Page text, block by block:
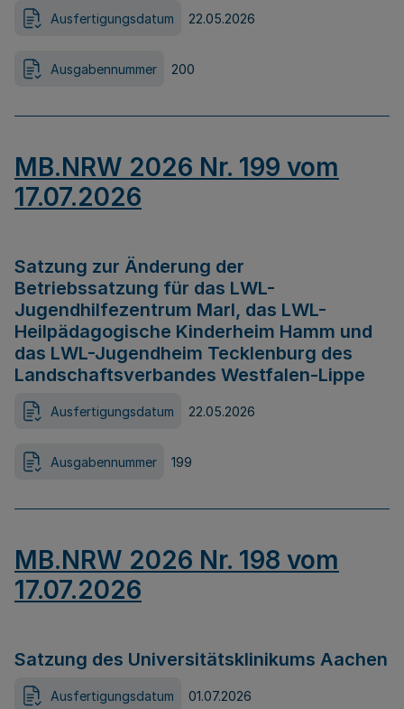
Ausfertigungsdatum 22.05.2026
Ausgabennummer 200
MB.NRW 2026 Nr. 199 vom
17.07.2026
Satzung zur Änderung der
Betriebssatzung für das LWL-
Jugendhilfezentrum Marl, das LWL-
Heilpädagogische Kinderheim Hamm und
das LWL-Jugendheim Tecklenburg des
Landschaftsverbandes Westfalen-Lippe
Ausfertigungsdatum 22.05.2026
Ausgabennummer 199
MB.NRW 2026 Nr. 198 vom
17.07.2026
Satzung des Universitätsklinikums Aachen
Ausfertigungsdatum 01.07.2026